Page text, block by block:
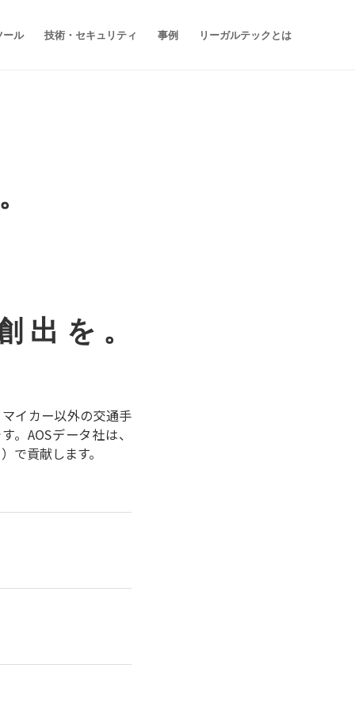
ール 技術・セキュリティ 事例 リーガルテックとは
出を。
イカー以外の交通手
AOSデータ社は、
で貢献します。